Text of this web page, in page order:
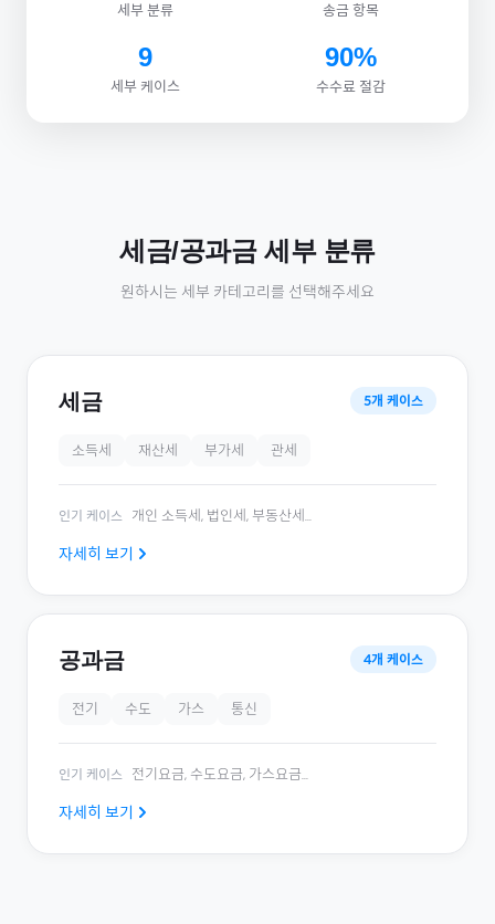
세부 분류 송금 항목
9
세부 케이스
90%
수수료 절감
세금/공과금세부 분류
원하시는 세부 카테고리를 선택해주세요
세금 5개 케이스
소득세 재산세 부가세 관세
인기 케이스 개인 소득세, 법인세, 부동산세 ...
자세히 보기
공과금 4개 케이스
전기 수도 가스 통신
인기 케이스 전기요금, 수도요금, 가스요금...
자세히 보기